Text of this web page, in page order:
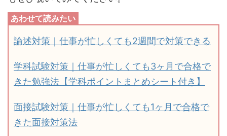
論述対策｜仕事が忙しくても2週間で対策できる
学科試験対策｜仕事が忙しくても3ヶ月で合格で
きた勉強法【学科ポイントまとめシート付き】
面接試験対策｜仕事が忙しくても1ヶ月で合格で
きた面接対策法